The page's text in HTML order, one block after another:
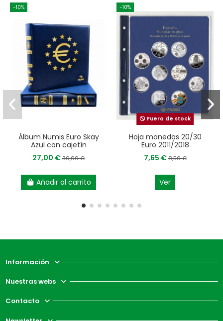
-10%
Álbum Numis Euro Skay
Azul con cajetín
27,00 €30,00 €
Añadir al carrito
-10%
Fuera de stock
Hoja monedas 20/30
Euro 2011/2018
7,65 €8,50 €
Ver
Información
Nuestras webs
Contacto